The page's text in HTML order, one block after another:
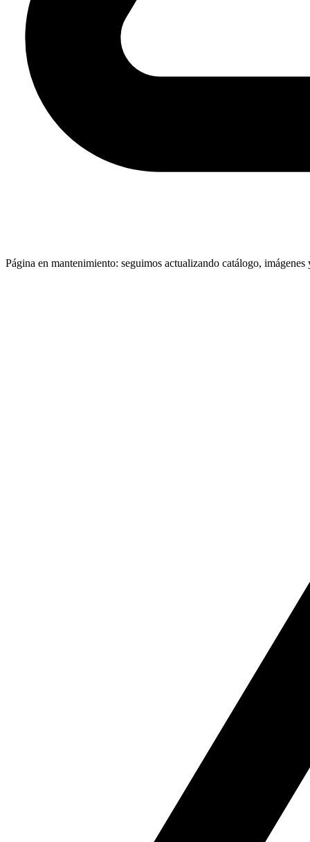
Página en mantenimiento: seguimos actualizando catálogo,